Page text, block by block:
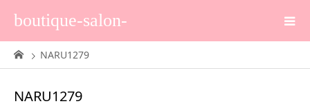
boutique-salon-
NARU1279
NARU1279